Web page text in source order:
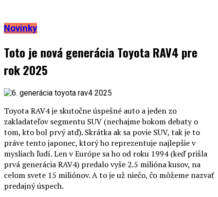
Novinky
Toto je nová generácia Toyota RAV4 pre
rok 2025
Toyota RAV4 je skutočne úspešné auto a jeden zo
zakladateľov segmentu SUV (nechajme bokom debaty o
tom, kto bol prvý atď). Skrátka ak sa povie SUV, tak je to
práve tento japonec, ktorý ho reprezentuje najlepšie v
mysliach ľudí. Len v Európe sa ho od roku 1994 (keď prišla
prvá generácia RAV4) predalo vyše 2.5 milióna kusov, na
celom svete 15 miliónov. A to je už niečo, čo môžeme nazvať
predajný úspech.